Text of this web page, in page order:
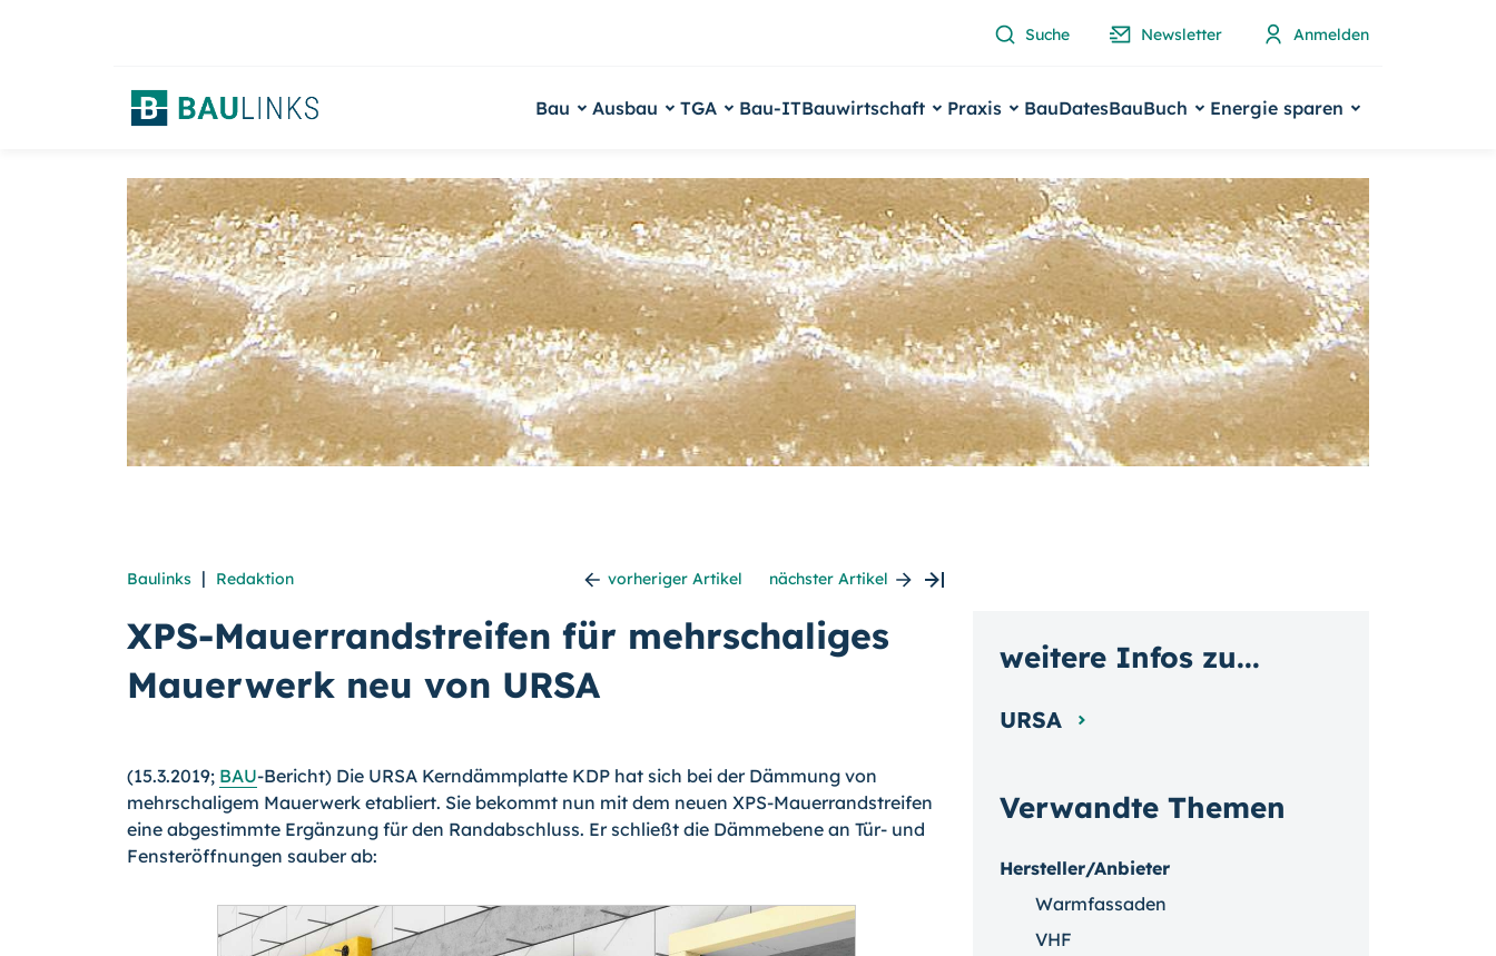
Suche Newsletter Anmelden
Bau Ausbau TGA Bau-ITBauwirtschaft Praxis BauDatesBauBuch Energie sparen
Baulinks | Redaktion vorheriger Artikel nächster Artikel
XPS-Mauerrandstreifen für mehrschaliges
Mauerwerk neu von URSA
(15.3.2019; BAU-Bericht) Die URSA Kerndämmplatte KDP hat sich bei der Dämmung von
mehrschaligem Mauerwerk etabliert. Sie bekommt nun mit dem neuen XPS-Mauerrandstreifen
eine abgestimmte Ergänzung für den Randabschluss. Er schließt die Dämmebene an Tür- und
Fensteröffnungen sauber ab:
Verwandte Themen
Hersteller/Anbieter
Warmfassaden
VHF
weitere Infos zu...
URSA